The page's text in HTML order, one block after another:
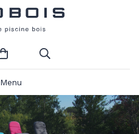
Menu